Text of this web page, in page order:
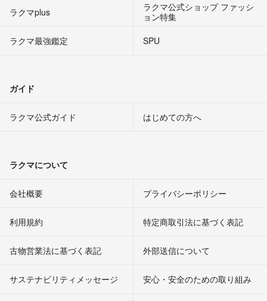
ラクマplus
ラクマ公式ショップ ファッシ
ョン特集
ラクマ最強鑑定
SPU
ガイド
ラクマ公式ガイド はじめての方へ
ラクマについて
会社概要 プライバシーポリシー
利用規約 特定商取引法に基づく表記
古物営業法に基づく表記 外部送信について
サステナビリティメッセージ 安心・安全のための取り組み